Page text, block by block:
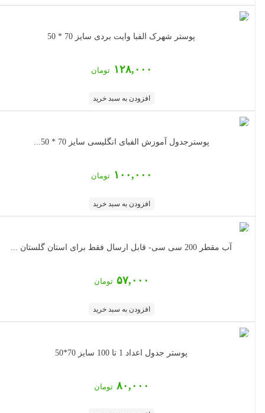
پوستر شهرک الفبا وایت بردی سایز 70 * 50
۱۲۸,۰۰۰تومان
افزودن به سبد خرید
پوسترجدول آموزش الفبای انگلیسی سایز 70 * 50...
۱۰۰,۰۰۰ تومان
افزودن به سبد خرید
آب مقطر 200 سی سی- قابل ارسال فقط برای استان گلستان ...
۵۷,۰۰۰تومان
افزودن به سبد خرید
پوستر جدول اعداد 1 تا 100 سایز 70*50
۸۰,۰۰۰تومان